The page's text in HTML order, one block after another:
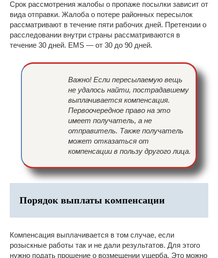
Срок рассмотрения жалобы о пропаже посылки зависит от
вида отправки. Жалоба о потере районных пересылок
рассматривают в течение пяти рабочих дней. Претензии о
расследовании внутри страны рассматриваются в
течение 30 дней. EMS — от 30 до 90 дней.
Важно! Если пересылаемую вещь
не удалось найти, пострадавшему
выплачивается компенсация.
Первоочередное право на это
имеет получатель, а не
отправитель. Также получатель
может отказаться от
компенсации в пользу другого лица.
Порядок выплаты компенсации
Компенсация выплачивается в том случае, если
розыскные работы так и не дали результатов. Для этого
нужно подать прошение о возмещении ущерба. Это можно